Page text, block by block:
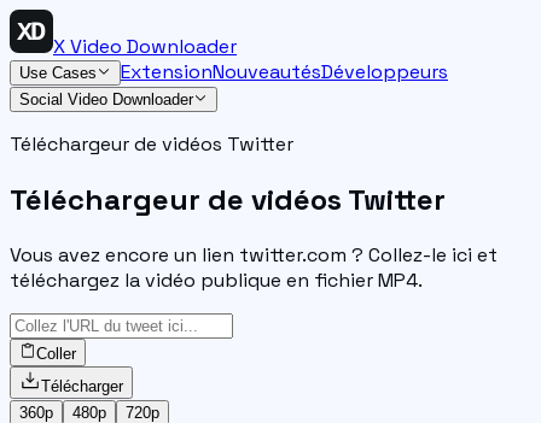
X Video Downloader
Use Cases ExtensionNouveautésDéveloppeurs
Social Video Downloader
Téléchargeur de vidéos Twitter
Téléchargeur de vidéos Twitter
Vous avez encore un lien twitter.com ? Collez-le ici et
téléchargez la vidéo publique en fichier MP4.
Coller
Télécharger
360p
480p 720p